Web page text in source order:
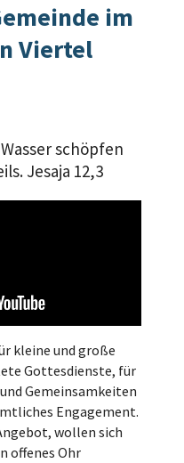
im
Viertel
schöpfen
Jesaja 12,3
kleine und große
Gottesdienste, für
Gemeinsamkeiten
Engagement.
wollen sich
offenes Ohr